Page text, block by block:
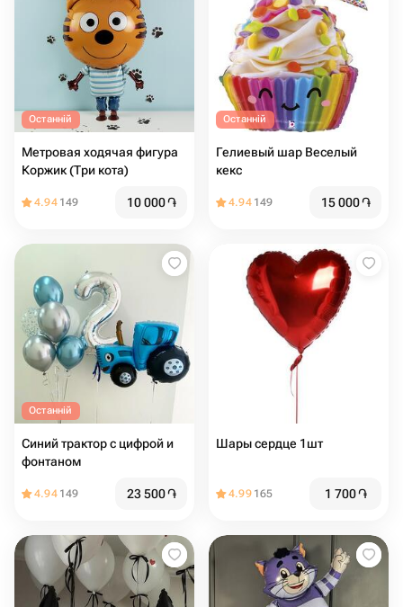
Останній
Метровая ходячая фигура
Коржик (Три кота)
4.94 149 10 000֏
Останній
Гелиевый шар Веселый
кекс
4.94 149 15 000֏
Останній
Синий трактор с цифрой и
фонтаном
4.94 149 23 500֏
Шары сердце 1шт
4.99 165 1 700֏